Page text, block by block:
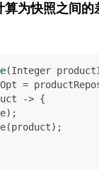
为快照之间的
(Integer